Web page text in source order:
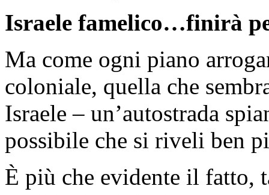
Israele famelico…finirà
Ma come ogni piano
coloniale, quella che
Israele – un’autostrada
possibile che si riveli ben
È più che evidente il fatto,